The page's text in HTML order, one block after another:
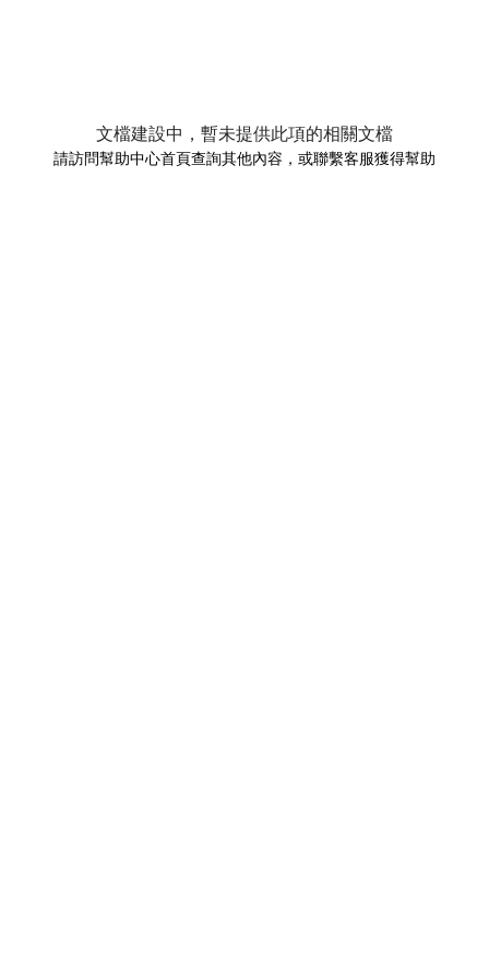
文檔建設中，暫未提供此項的相關文檔
請訪問幫助中心首頁查詢其他內容，或聯繫客服獲得幫助